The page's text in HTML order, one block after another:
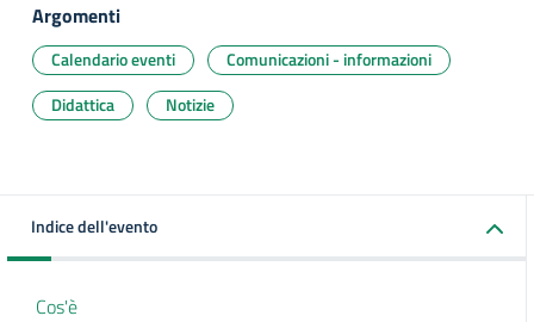
Argomenti
Calendario eventi
Comunicazioni - informazioni
Didattica
Notizie
Indice dell'evento
Cos'è